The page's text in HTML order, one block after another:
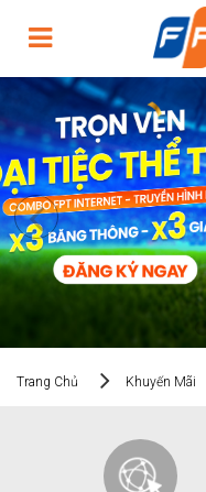
FPT Quảng Ngãi
Trang Chủ Khuyến Mãi